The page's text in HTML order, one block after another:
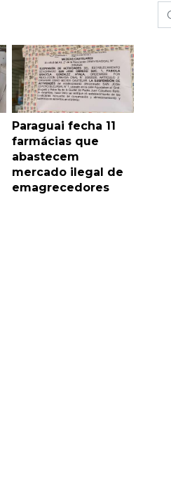
Paraguai fecha 11
farmácias que
abastecem
mercado ilegal de
emagrecedores